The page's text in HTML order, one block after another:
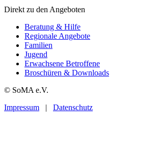
Direkt zu den Angeboten
Beratung & Hilfe
Regionale Angebote
Familien
Jugend
Erwachsene Betroffene
Broschüren & Downloads
© SoMA e.V.
Impressum | Datenschutz